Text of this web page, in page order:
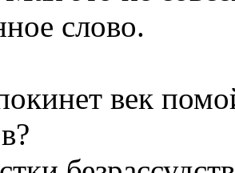
слово.
век